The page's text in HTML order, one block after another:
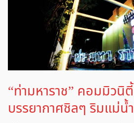
“ท่ามหาราช” คอมมิว
บรรยากาศชิลๆ ริมแม่น้ำ